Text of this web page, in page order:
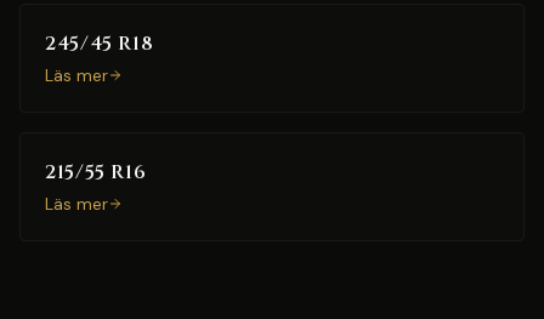
245/45 R18
Läs mer
215/55 R16
Läs mer